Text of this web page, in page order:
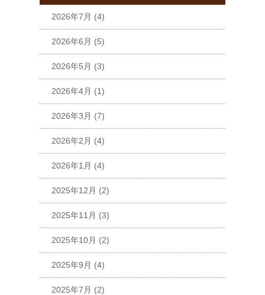
2026年7月 (4)
2026年6月 (5)
2026年5月 (3)
2026年4月 (1)
2026年3月 (7)
2026年2月 (4)
2026年1月 (4)
2025年12月 (2)
2025年11月 (3)
2025年10月 (2)
2025年9月 (4)
2025年7月 (2)